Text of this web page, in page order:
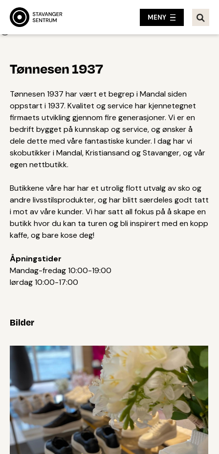
MENY
Tønnesen 1937
Tønnesen 1937 har vært et begrep i Mandal siden
oppstart i 1937. Kvalitet og service har kjennetegnet
firmaets utvikling gjennom fire generasjoner. Vi er en
bedrift bygget på kunnskap og service, og ønsker å
dele dette med våre fantastiske kunder. I dag har vi
skobutikker i Mandal, Kristiansand og Stavanger, og vår
egen nettbutikk.
Butikkene våre har har et utrolig flott utvalg av sko og
andre livsstilsprodukter, og har blitt særdeles godt tatt
i mot av våre kunder. Vi har satt all fokus på å skape en
butikk hvor du kan ta turen og bli inspirert med en kopp
kaffe, og bare kose deg!
Åpningstider
Mandag-fredag 10:00-19:00
lørdag 10:00-17:00
Bilder